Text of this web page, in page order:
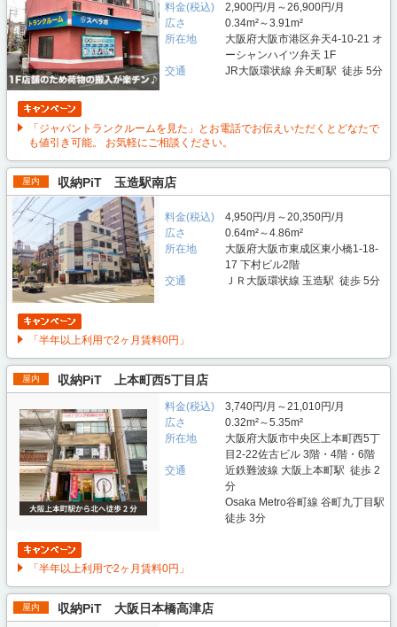
料金(税込)
2,900円/月～26,900円/月
広さ
0.34m²～3.91m²
所在地
大阪府大阪市港区弁天4-10-21 オ
ーシャンハイツ弁天 1F
交通
JR大阪環状線 弁天町駅 徒歩 5分
「ジャパントランクルームを見た」とお電話でお伝えいただくとどなたで
も値引き可能。 お気軽にご相談ください。
屋内 収納PiT 玉造駅南店
料金(税込)
4,950円/月～20,350円/月
広さ
0.64m²～4.86m²
所在地
大阪府大阪市東成区東小橋1-18-
17 下村ビル2階
交通
ＪＲ大阪環状線 玉造駅 徒歩 5分
「半年以上利用で2ヶ月賃料0円」
屋内 収納PiT 上本町西5丁目店
料金(税込)
3,740円/月～21,010円/月
広さ
0.32m²～5.35m²
所在地
大阪府大阪市中央区上本町西5丁
目2-22佐古ビル 3階・4階・6階
交通
近鉄難波線 大阪上本町駅 徒歩 2
分
Osaka Metro谷町線 谷町九丁目駅
徒歩 3分
「半年以上利用で2ヶ月賃料0円」
屋内 収納PiT 大阪日本橋高津店